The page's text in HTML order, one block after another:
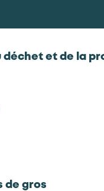
déchet et de la
de gros
Pizzaïolo(a)